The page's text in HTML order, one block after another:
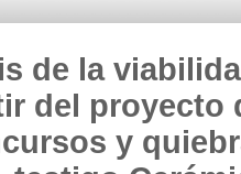
de la
del proyecto
y